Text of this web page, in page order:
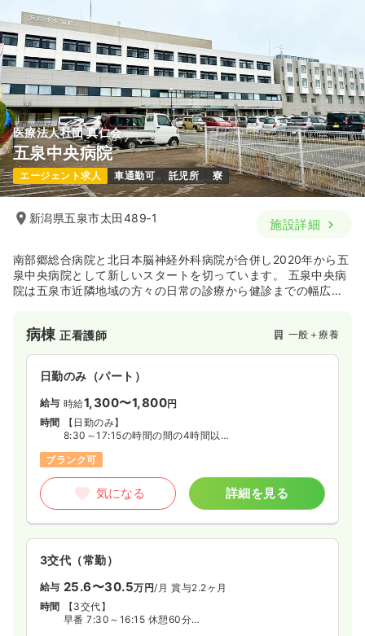
医療法人社団 真仁会
五泉中央病院
エージェント求人 車通勤可 託児所 寮
新潟県五泉市太田489‐1 施設詳細
南部郷総合病院と北日本脳神経外科病院が合併し2020年から五
泉中央病院として新しいスタートを切っています。 五泉中央病
院は五泉市近隣地域の方々の日常の診療から健診までの幅広い
護・リハビリテーションまで心かよう医療を目指しています。
病棟正看護師 一般＋療養
日勤のみ（パート）
給与 時給1,300〜1,800円
時間
【日勤のみ】
8:30～17:15の時間の間の4時間以上
※週4日程度
ブランク可
気になる 詳細を見る
3交代（常勤）
給与 25.6〜30.5万円/月 賞与2.2ヶ月
時間
【3交代】
早番 7:30～16:15 休憩60分